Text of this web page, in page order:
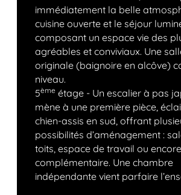
immédiatement la belle
cuisine ouverte et le séjour
composant un espace vie des
agréables et conviviaux. Une
originale (baignoire en alcôve)
niveau.
5èmeétage - Un escalier à pas
mène à une première pièce,
chien-assis en sud, offrant
possibilités d’aménagement :
toits, espace de travail ou
complémentaire. Une chambre
indépendante vient parfaire